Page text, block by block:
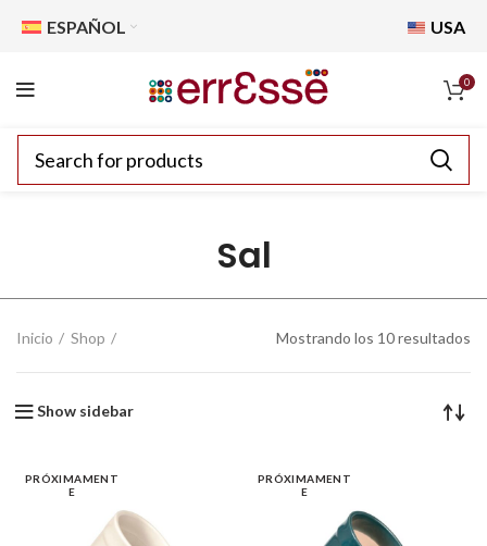
ESPAÑOL USA
0
Sal
Inicio Shop Mostrando los 10 resultados
Show sidebar
PRÓXIMAMENT
E
PRÓXIMAMENT
E